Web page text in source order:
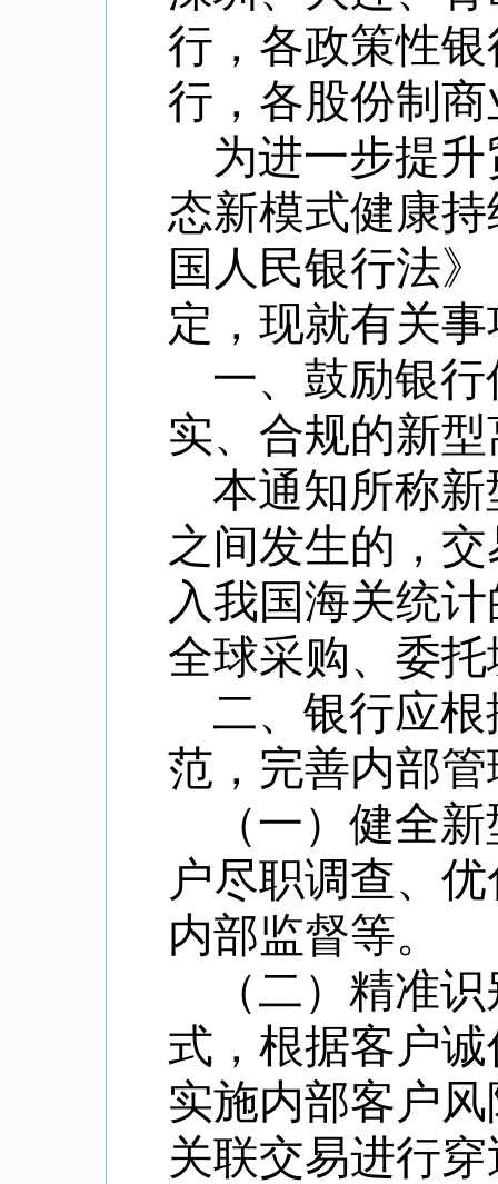
行，各政策性
行，各股份制
为进一步提
态新模式健康
国人民银行法
定，现就有关
一、鼓励银
实、合规的新
本通知所称
之间发生的，
入我国海关统
全球采购、委
二、银行应
范，完善内部
（一）健全
户尽职调查、
内部监督等。
（二）精准
式，根据客户
实施内部客户
关联交易进行